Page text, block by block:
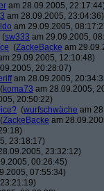
am 28.09.2005,
am 28.09.2005, 23:04:36)
am 29.09.2005,
(sw333 am 29.09.2005,
(ZackeBacke am
29.09.2005, 12:10:48)
20:28:07)
am 28.09.2005,
(koma73 am 28.09.2005,
20:50:22)
(wurfschwäche am
(ZackeBacke am
23:18:17)
23:32:12)
00:26:45)
07:55:34)